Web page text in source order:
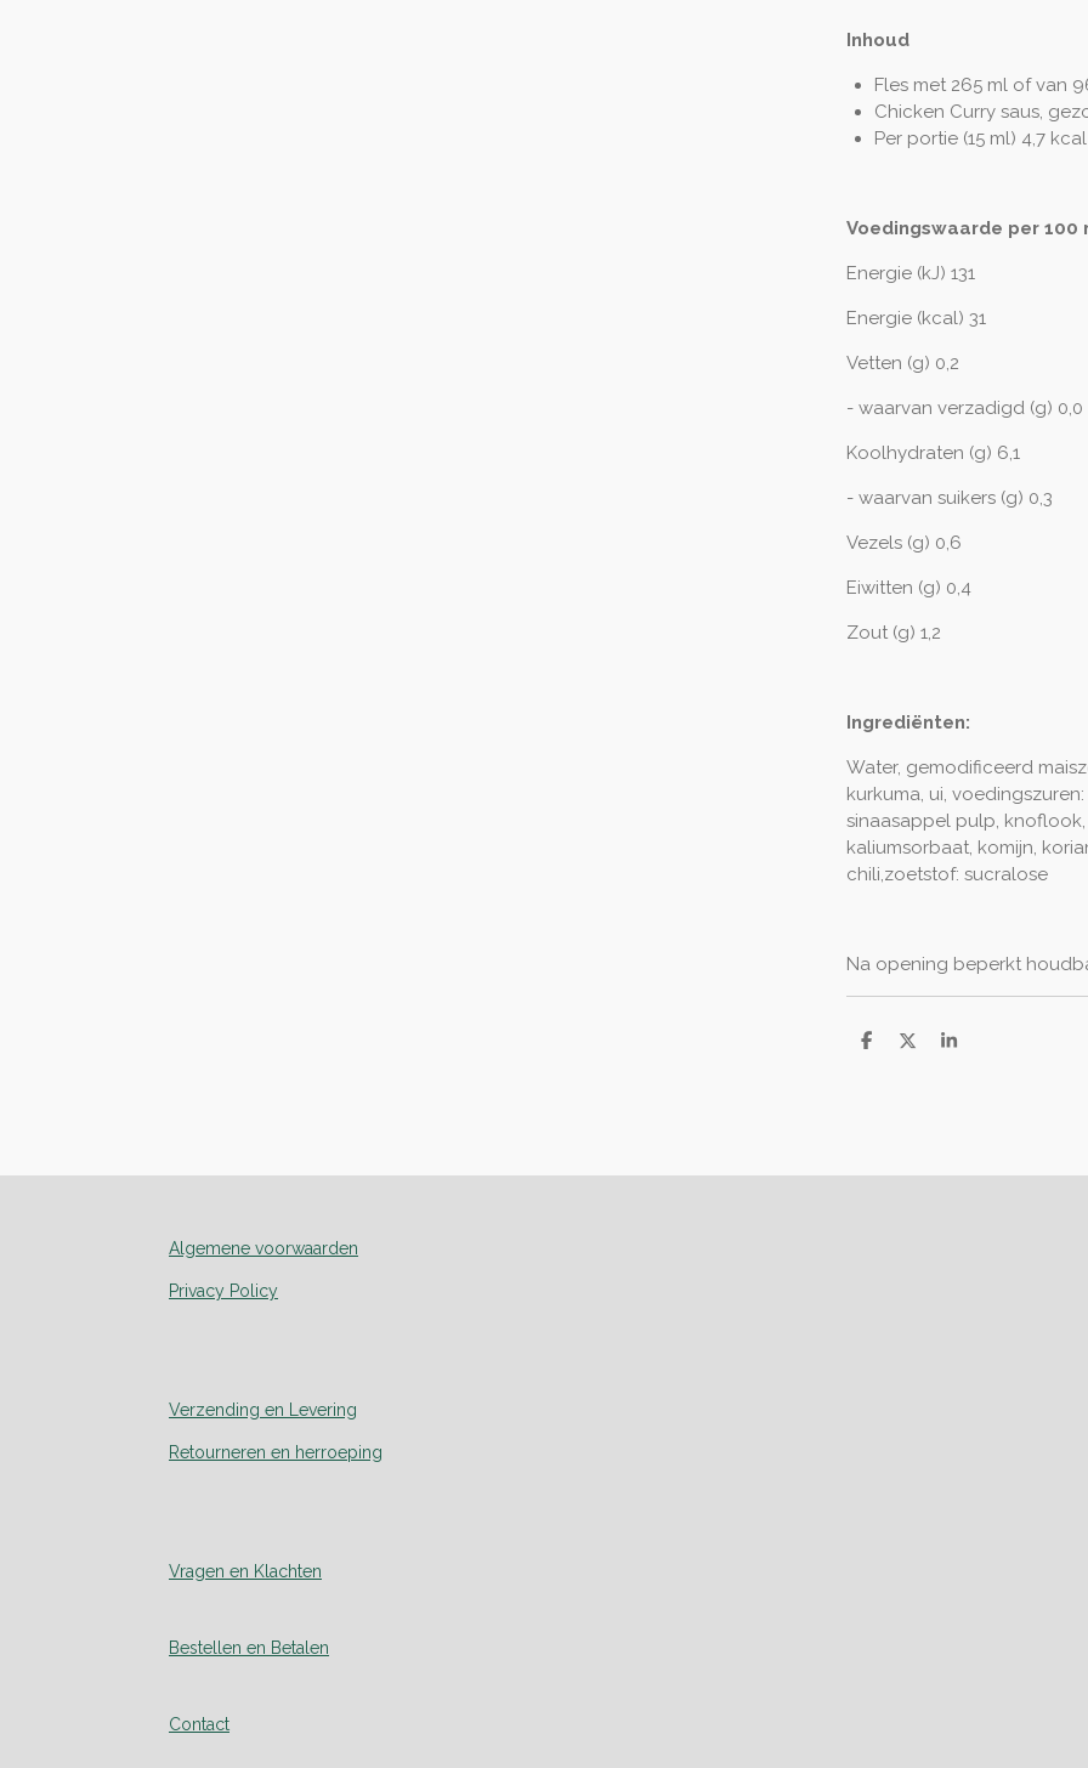
Inhoud
Fles met 265 ml of van
Chicken Curry saus,
Per portie (15 ml) 4,7
Voedingswaarde per 100
Energie (kJ) 131
Energie (kcal) 31
Vetten (g) 0,2
- waarvan verzadigd (g) 0,0
Koolhydraten (g) 6,1
- waarvan suikers (g) 0,3
Vezels (g) 0,6
Eiwitten (g) 0,4
Zout (g) 1,2
Ingrediënten:
Water, gemodificeerd
kurkuma, ui,
sinaasappel pulp,
kaliumsorbaat, komijn,
chili,zoetstof: sucralose
Na opening beperkt
D
D
S
Algemene voorwaarden
Privacy Policy
Verzending en Levering
Retourneren en herroeping
Vragen en Klachten
Bestellen en Betalen
Contact